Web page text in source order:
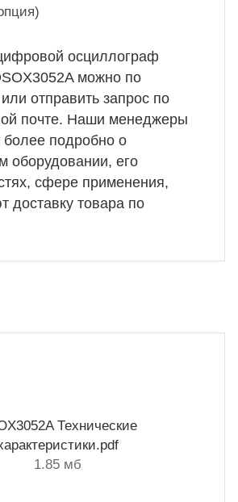
осциллограф
можно по
отправить запрос по
почте. Наши менеджеры
более подробно о
оборудовании, его
сфере применения,
доставку товара по
Технические
1.85 мб